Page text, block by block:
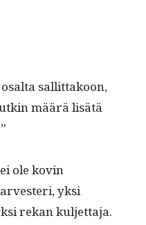
sal­lit­takoon,
määrä lisätä
ole kovin
yksi
rekan kuljettaja.